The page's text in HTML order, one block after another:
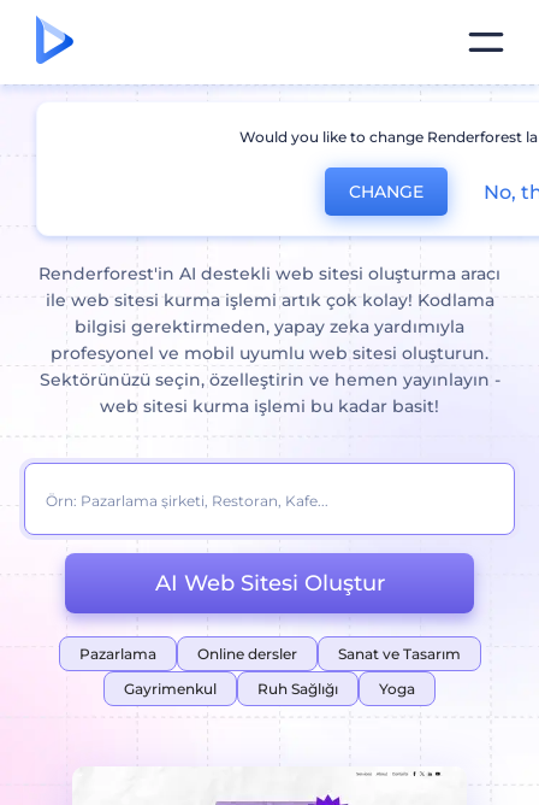
Web Sitesi Oluşturma:Yapay
Zeka ile Dakikalar İçinde
Renderforest'in AI destekli web sitesi oluşturma aracı
ile web sitesi kurma işlemi artık çok kolay! Kodlama
bilgisi gerektirmeden, yapay zeka yardımıyla
profesyonel ve mobil uyumlu web sitesi oluşturun.
Sektörünüzü seçin, özelleştirin ve hemen yayınlayın -
web sitesi kurma işlemi bu kadar basit!
AI Web Sitesi Oluştur
Pazarlama Online dersler
Sanat ve Tasarım
Gayrimenkul
Ruh Sağlığı Yoga
Would you like to change Renderforest
CHANGE No,